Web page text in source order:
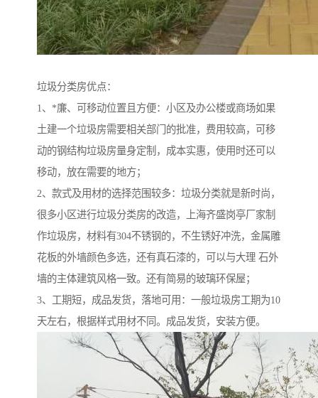
垃圾分类房优点：
1、*廉、可移动位置且方便：小区及办公楼或商场如果
土建一个垃圾房需要相关部门的批准，费用较高，可移
动的钢结构垃圾房量身定制，成本实惠，使用时还可以
移动，放在需要的地方；
2、款式及用材的选择范围较多：垃圾分类就是新时尚，
很多小区进行垃圾分类房的改造，上海齐盛岗亭厂家制
作垃圾房，材料有304不锈钢的，不生锈好冲洗，金属雕
花板的外墙颜色多选，还有真石漆的，可以与大理 石外
墙的主体建筑风格一致。还有简易的玻璃环保屋；
3、工期短，成品发货，落地可用：一般垃圾房工期为10
天左右，根据样式用材不同。成品发货，安装方便。